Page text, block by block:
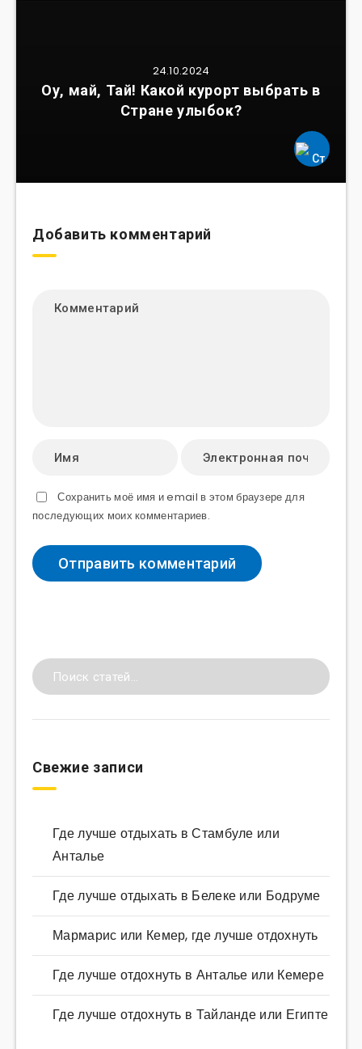
24.10.2024
Оу, май, Тай! Какой курорт выбрать в
Стране улыбок?
Добавить комментарий
Сохранить моё имя и email в этом браузере для
последующих моих комментариев.
Свежие записи
Где лучше отдыхать в Стамбуле или
Анталье
Где лучше отдыхать в Белеке или Бодруме
Мармарис или Кемер, где лучше отдохнуть
Где лучше отдохнуть в Анталье или Кемере
Где лучше отдохнуть в Тайланде или Египте